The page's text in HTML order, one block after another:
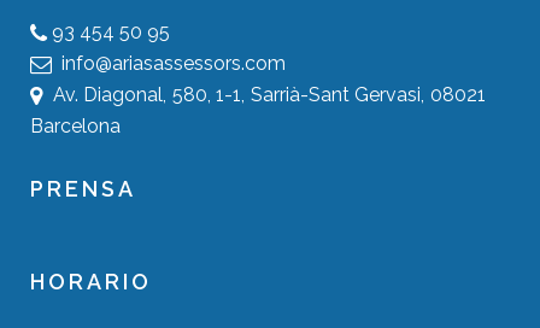
93 454 50 95
info@ariasassessors.com
Av. Diagonal, 580, 1-1, Sarrià-Sant Gervasi, 08021
Barcelona
PRENSA
HORARIO